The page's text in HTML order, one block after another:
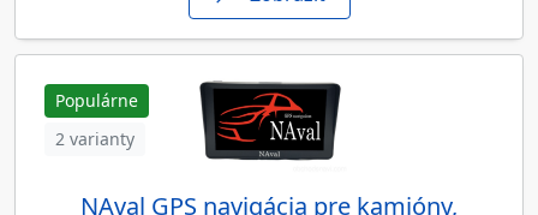
Populárne
2 varianty
NAval GPS navigácia pre kamióny,